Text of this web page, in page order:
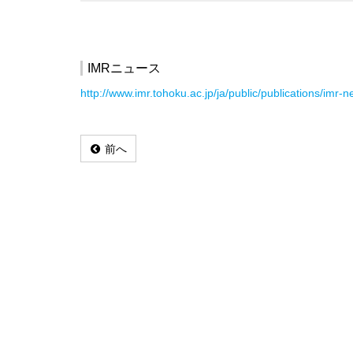
IMRニュース
http://www.imr.tohoku.ac.jp/ja/public/publications/imr-
前へ